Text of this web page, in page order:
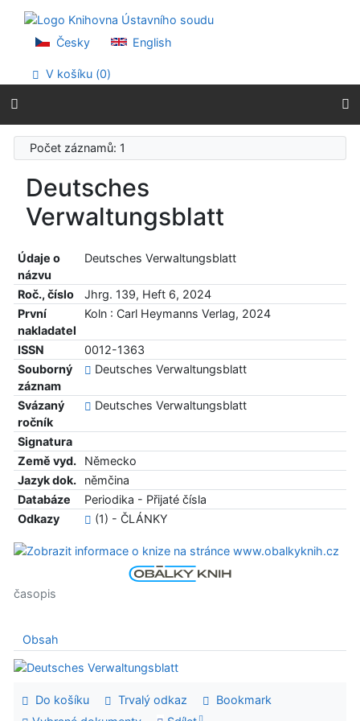
Přejít na menu
Prohlášení o webové přístupnosti
Česky English
V košíku (0)
Počet záznamů: 1
Deutsches
Verwaltungsblatt
Údaje o
názvu
Deutsches Verwaltungsblatt
Roč., číslo
Jhrg. 139, Heft 6, 2024
První
nakladatel
Koln : Carl Heymanns Verlag, 2024
ISSN
0012-1363
Souborný
záznam
Deutsches Verwaltungsblatt
Svázaný
ročník
Deutsches Verwaltungsblatt
Signatura
Země vyd.
Německo
Jazyk dok.
němčina
Databáze
Periodika - Přijaté čísla
Odkazy
(1) - ČLÁNKY
časopis
Obsah
Do košíku Trvalý odkaz
Bookmark